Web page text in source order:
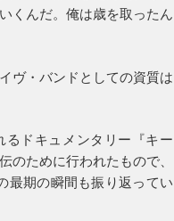
くんだ。俺は歳を取ったん
ヴ・バンドとしての資質は
るドキュメンタリー『キー
ために行われたもので、
最期の瞬間も振り返ってい